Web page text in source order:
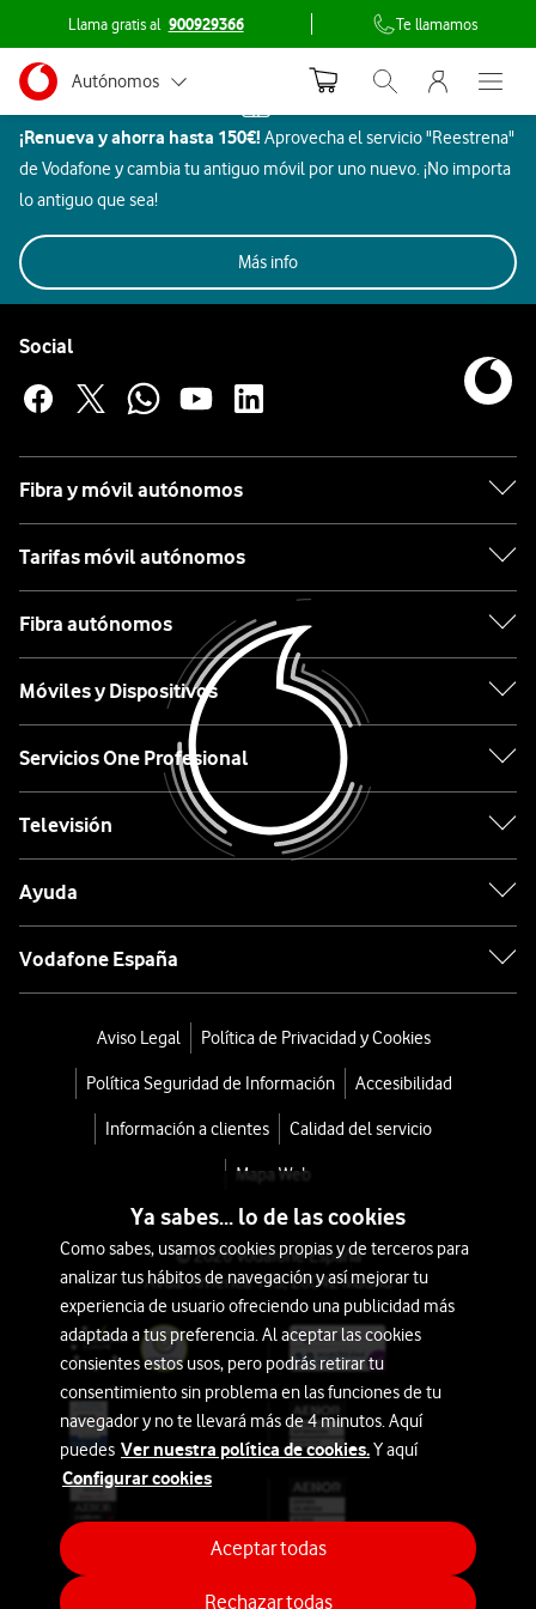
Llama gratis al 900929366 Te llamamos
Ir a la pagina principal de vodafone.es
Menu navegación Segmento
Autónomos
Pymes
Grandes empresas
Particulares
Abrir buscador.
Menu
Abre
Inicio
Dispositivos
Hogar
inteligente
HP
TodosRebajasMóvilesBeauty
Aires
Acondicionados
y
Gaming
y ocio
Hogar
inteligente
HP
Apple
Samsung
Xiaomi
OPPO
Huawei
Ordenar
por:
Descuento
especial
Monitor
109€
¡Renueva y ahorra hasta 150€! Aprovecha el servicio "Reestrena"
de Vodafone y cambia tu antiguo móvil por uno nuevo. ¡No importa
lo antiguo que sea!
Más info
Social
Fibra y móvil autónomos
Tarifas móvil autónomos
Fibra autónomos
Móviles y Dispositivos
Servicios One Profesional
Televisión
Ayuda
Vodafone España
Aviso Legal Política de Privacidad y Cookies
Política Seguridad de Información Accesibilidad
Información a clientes Calidad del servicio
Mapa Web
© 2026 Vodafone España
Avda. América 115, 28042 Madrid
Ya sabes... lo de las cookies
Como sabes, usamos cookies propias y de terceros para
analizar tus hábitos de navegación y así mejorar tu
experiencia de usuario ofreciendo una publicidad más
adaptada a tus preferencia. Al aceptar las cookies
consientes estos usos, pero podrás retirar tu
consentimiento sin problema en las funciones de tu
navegador y no te llevará más de 4 minutos. Aquí
puedes Ver nuestra política de cookies.Y aquí
Configurar cookies
Rechazar todas
Aceptar todas